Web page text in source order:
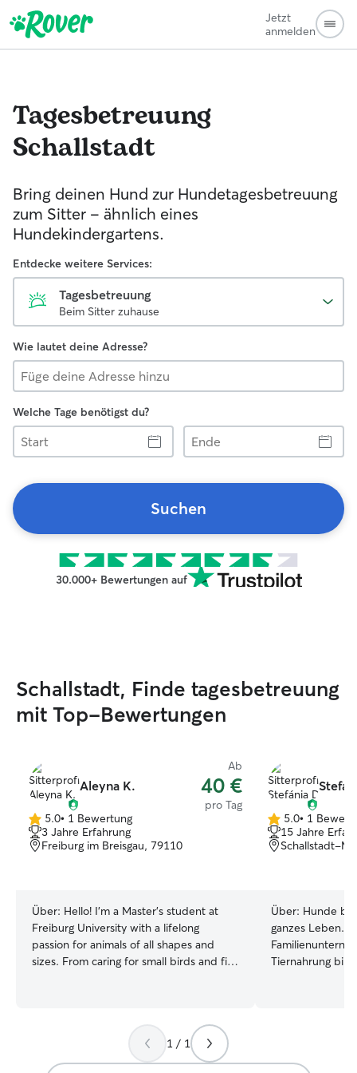
Jetzt
anmelden
Tagesbetreuung
Schallstadt
Bring deinen Hund zur Hundetagesbetreuung
zum Sitter - ähnlich eines
Hundekindergartens.
Entdecke weitere Services:
Tagesbetreuung
Beim Sitter zuhause
Wie lautet deine Adresse?
Welche Tage benötigst du?
Start
Ende
Suchen
30.000+ Bewertungen auf
Schallstadt, Finde tagesbetreuung
mit Top-Bewertungen
Aleyna K.
Ab
40 €
pro Tag
5.0
von
5
5.0• 1 Bewertung
3 Jahre Erfahrung
Freiburg im Breisgau, 79110
Über: Hello! I’m a Master’s student at
Freiburg University with a lifelong
passion for animals of all shapes and
sizes. From caring for small birds and fish
a second mom for all my friends' dogs!
Whenever they travel, they trust me to
care for their furry kids as if they were
5.0
von
5
5.0• 1
15 Jahre
Schallstadt-
Über: Hunde
ganzes Leben.
Tiernahrung bin
jede Fellnase
1 / 1